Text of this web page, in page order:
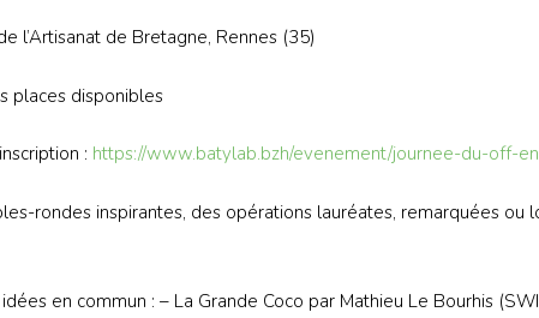
l’Artisanat de Bretagne, Rennes (35)
places disponibles
: https://www.batylab.bzh/evenement/journee-du-off-
rondes inspirantes, des opérations lauréates, remarquées ou
en commun : – La Grande Coco par Mathieu Le Bourhis